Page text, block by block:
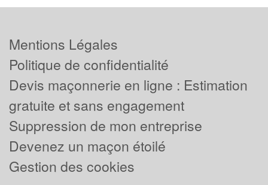
Mentions Légales
Politique de confidentialité
Devis maçonnerie en ligne : Estimation
gratuite et sans engagement
Suppression de mon entreprise
Devenez un maçon étoilé
Gestion des cookies